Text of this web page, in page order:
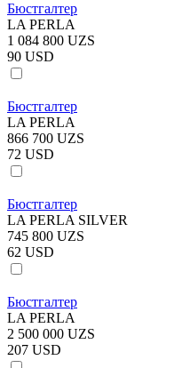
Бюстгалтер
LA PERLA
1 084 800 UZS
90 USD
Бюстгалтер
LA PERLA
866 700 UZS
72 USD
Бюстгалтер
LA PERLA SILVER
745 800 UZS
62 USD
Бюстгалтер
LA PERLA
2 500 000 UZS
207 USD